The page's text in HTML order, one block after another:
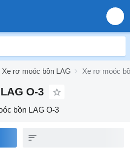
Xe rơ moóc bồn LAG Xe rơ moóc
O-3
bồn LAG O-3